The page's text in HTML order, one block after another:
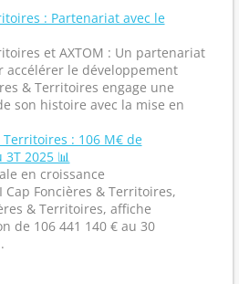
: Partenariat avec le
et AXTOM : Un partenariat
le développement
& Territoires engage une
son histoire avec la mise en
Territoires : 106 M€ de
2025 📊
en croissance
Cap Foncières & Territoires,
& Territoires, affiche
de 106 441 140 € au 30